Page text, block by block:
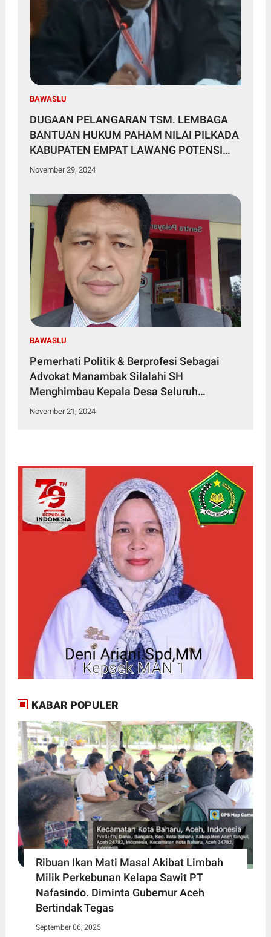
BAWASLU
DUGAAN PELANGARAN TSM. LEMBAGA
BANTUAN HUKUM PAHAM NILAI PILKADA
KABUPATEN EMPAT LAWANG POTENSI
DIULANG
November 29, 2024
BAWASLU
Pemerhati Politik & Berprofesi Sebagai
Advokat Manambak Silalahi SH
Menghimbau Kepala Desa Seluruh
Indonesia Harus Netral
November 21, 2024
KABAR POPULER
Ribuan Ikan Mati Masal Akibat Limbah
Milik Perkebunan Kelapa Sawit PT
Nafasindo. Diminta Gubernur Aceh
Bertindak Tegas
September 06, 2025